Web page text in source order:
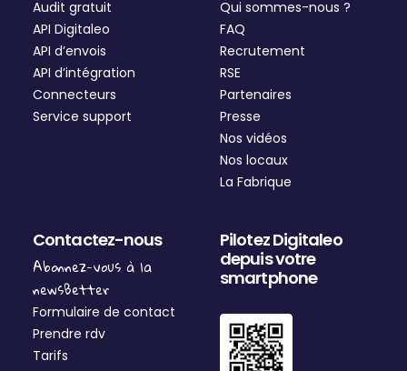
Audit gratuit
API Digitaleo
API d’envois
API d’intégration
Connecteurs
Service support
Qui sommes-nous ?
FAQ
Recrutement
RSE
Partenaires
Presse
Nos vidéos
Nos locaux
La Fabrique
Contactez-nous
Abonnez-vous à la
newsBetter
Formulaire de contact
Prendre rdv
Tarifs
Pilotez Digitaleo
depuis votre
smartphone